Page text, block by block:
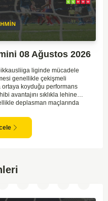
08 Ağustos 2026
liginde mücadele
genellikle çekişmeli
ortaya koyduğu performans
avantajını sıklıkla lehine
deplasman maçlarında
tarihsel rekabet dikkate
ve her iki tarafın da gol
zaafları ve VPS'nin hızlı